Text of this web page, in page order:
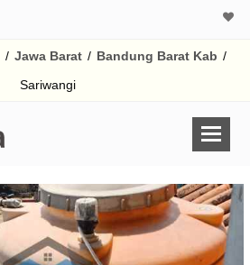
/ Jawa Barat / Bandung Barat Kab /
Sariwangi
Harga Rp
% /th